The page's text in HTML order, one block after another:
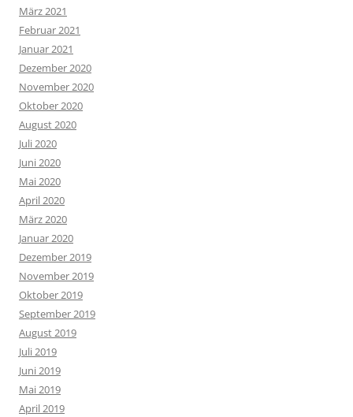
März 2021
Februar 2021
Januar 2021
Dezember 2020
November 2020
Oktober 2020
August 2020
Juli 2020
Juni 2020
Mai 2020
April 2020
März 2020
Januar 2020
Dezember 2019
November 2019
Oktober 2019
September 2019
August 2019
Juli 2019
Juni 2019
Mai 2019
April 2019